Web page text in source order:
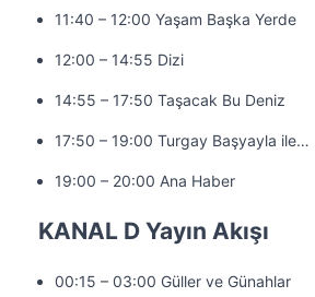
11:40 – 12:00 Yaşam Başka Yerde
12:00 – 14:55 Dizi
14:55 – 17:50 Taşacak Bu Deniz
17:50 – 19:00 Turgay Başyayla ile…
19:00 – 20:00 Ana Haber
KANAL D Yayın Akışı
00:15 – 03:00 Güller ve Günahlar